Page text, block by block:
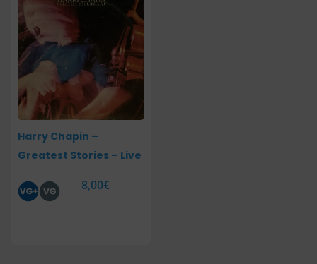
Harry Chapin –
Greatest Stories – Live
8,00€